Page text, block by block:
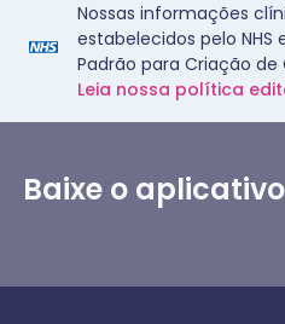
Nossas informações
estabelecidos pelo
Padrão para Criação
Leia nossa política
Baixe o